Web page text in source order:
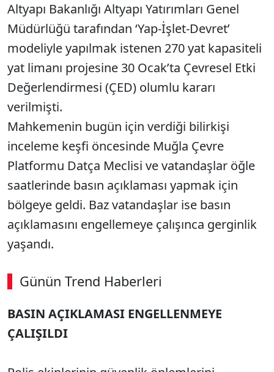
Altyapı Bakanlığı Altyapı Yatırımları Genel
Müdürlüğü tarafından ‘Yap-İşlet-Devret’
modeliyle yapılmak istenen 270 yat kapasiteli
yat limanı projesine 30 Ocak’ta Çevresel Etki
Değerlendirmesi (ÇED) olumlu kararı
verilmişti.
Mahkemenin bugün için verdiği bilirkişi
inceleme keşfi öncesinde Muğla Çevre
Platformu Datça Meclisi ve vatandaşlar öğle
saatlerinde basın açıklaması yapmak için
bölgeye geldi. Baz vatandaşlar ise basın
açıklamasını engellemeye çalışınca gerginlik
yaşandı.
Günün Trend Haberleri
BASIN AÇIKLAMASI ENGELLENMEYE
ÇALIŞILDI